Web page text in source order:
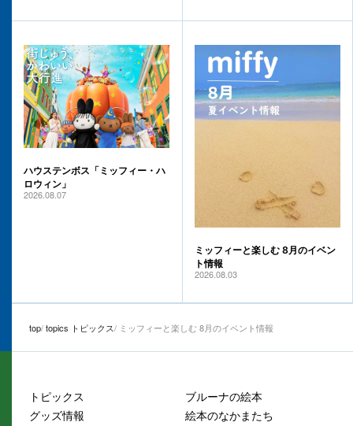
ハウステンボス「ミッフィー・ハ
ロウィン」
2026.08.07
ミッフィーと楽しむ 8月のイベン
ト情報
2026.08.03
top topics トピックス ミッフィーと楽しむ 8月のイベント情報
トピックス
グッズ情報
ブルーナの絵本
絵本のなかまたち